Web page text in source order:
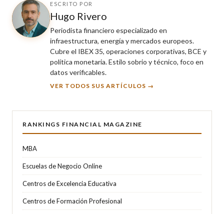
ESCRITO POR
Hugo Rivero
Periodista financiero especializado en
infraestructura, energía y mercados europeos.
Cubre el IBEX 35, operaciones corporativas, BCE y
política monetaria. Estilo sobrio y técnico, foco en
datos verificables.
VER TODOS SUS ARTÍCULOS →
RANKINGS FINANCIAL MAGAZINE
MBA
Escuelas de Negocio Online
Centros de Excelencia Educativa
Centros de Formación Profesional